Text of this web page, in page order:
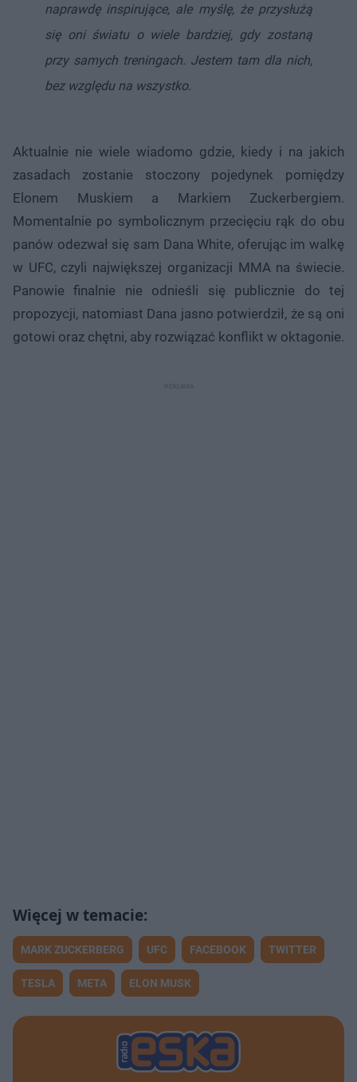
naprawdę inspirujące, ale myślę, że przysłużą
się oni światu o wiele bardziej, gdy zostaną
przy samych treningach. Jestem tam dla nich,
bez względu na wszystko.
Aktualnie nie wiele wiadomo gdzie, kiedy i na jakich
zasadach zostanie stoczony pojedynek pomiędzy
Elonem Muskiem a Markiem Zuckerbergiem.
Momentalnie po symbolicznym przecięciu rąk do obu
panów odezwał się sam Dana White, oferując im walkę
w UFC, czyli największej organizacji MMA na świecie.
Panowie finalnie nie odnieśli się publicznie do tej
propozycji, natomiast Dana jasno potwierdził, że są oni
gotowi oraz chętni, aby rozwiązać konflikt w oktagonie.
MARK ZUCKERBERG UFC FACEBOOK TWITTER
TESLA META ELON MUSK